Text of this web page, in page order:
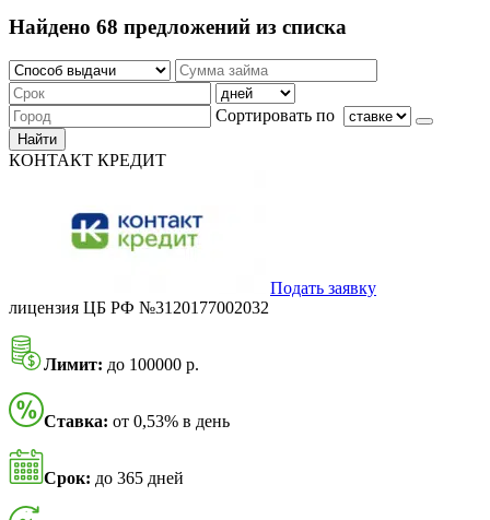
Найдено 68 предложений из списка
Сортировать по
Найти
КОНТАКТ КРЕДИТ
Подать заявку
лицензия ЦБ РФ №3120177002032
Лимит: до 100000 р.
Ставка: от 0,53% в день
Срок: до 365 дней